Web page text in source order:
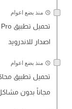
منذ بضع اعوام
اصدار للاندرويد
منذ بضع اعوام
مجاناً بدون مشاكل